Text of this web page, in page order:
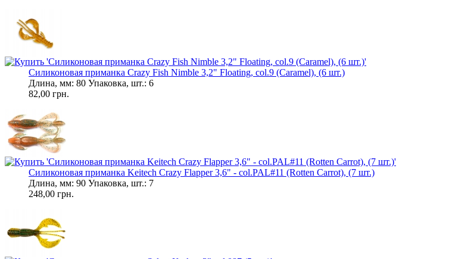
Силиконовая приманка Crazy Fish Nimble 3,2" Floating, col.9 (Caramel), (6 шт.)
Длина, мм: 80 Упаковка, шт.: 6
82,00 грн.
Силиконовая приманка Keitech Crazy Flapper 3,6" - col.PAL#11 (Rotten Carrot), (7 шт.)
Длина, мм: 90 Упаковка, шт.: 7
248,00 грн.